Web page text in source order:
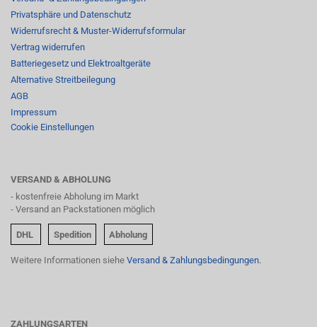
Privatsphäre und Datenschutz
Widerrufsrecht & Muster-Widerrufsformular
Vertrag widerrufen
Batteriegesetz und Elektroaltgeräte
Alternative Streitbeilegung
AGB
Impressum
Cookie Einstellungen
VERSAND & ABHOLUNG
- kostenfreie Abholung im Markt
- Versand an Packstationen möglich
DHL Spedition Abholung
Weitere Informationen siehe Versand & Zahlungsbedingungen.
ZAHLUNGSARTEN